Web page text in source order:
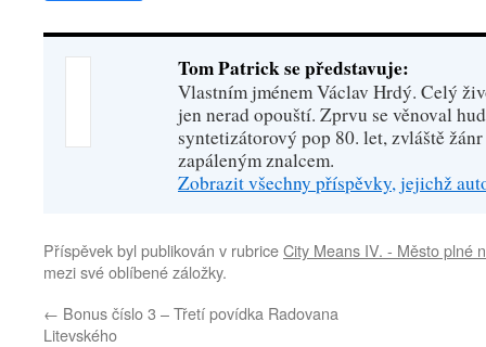
Tom Patrick se představuje:
Vlastním jménem Václav Hrdý. Celý
jen nerad opouští. Zprvu se věnoval
syntetizátorový pop 80. let, zvláště
zapáleným znalcem.
Zobrazit všechny příspěvky, jejichž
Příspěvek byl publikován v rubriceCity Means IV. - Město plné
mezi své oblíbené záložky.
← Bonus číslo 3 – Třetí povídka Radovana
Litevského